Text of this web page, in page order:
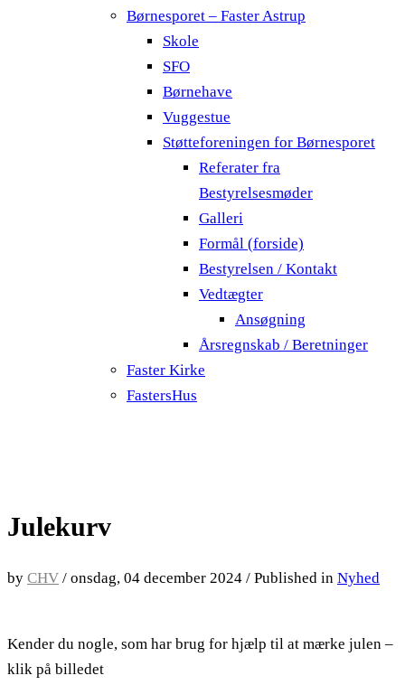
Børnesporet – Faster Astrup
Skole
SFO
Børnehave
Vuggestue
Støtteforeningen for Børnesporet
Referater fra
Bestyrelsesmøder
Galleri
Formål (forside)
Bestyrelsen / Kontakt
Vedtægter
Ansøgning
Årsregnskab / Beretninger
Faster Kirke
FastersHus
Julekurv
by CHV / onsdag, 04 december 2024 / Published in Nyhed
Kender du nogle, som har brug for hjælp til at mærke julen –
klik på billedet